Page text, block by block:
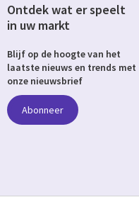
Ontdek wat er speelt
in uw markt
Blijf op de hoogte van het
laatste nieuws en trends met
onze nieuwsbrief
Abonneer